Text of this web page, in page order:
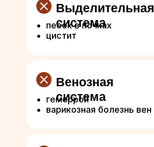
Выделительная
система
песок в почках
цистит
Венозная
система
геморрой
варикозная болезнь вен